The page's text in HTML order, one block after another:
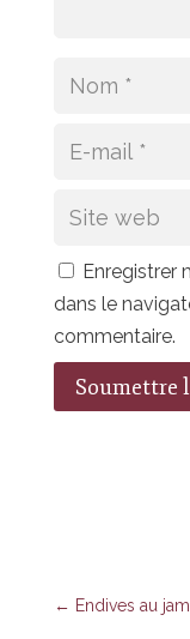
Enregistrer
dans le
commentaire.
Soumettre
← Endives au